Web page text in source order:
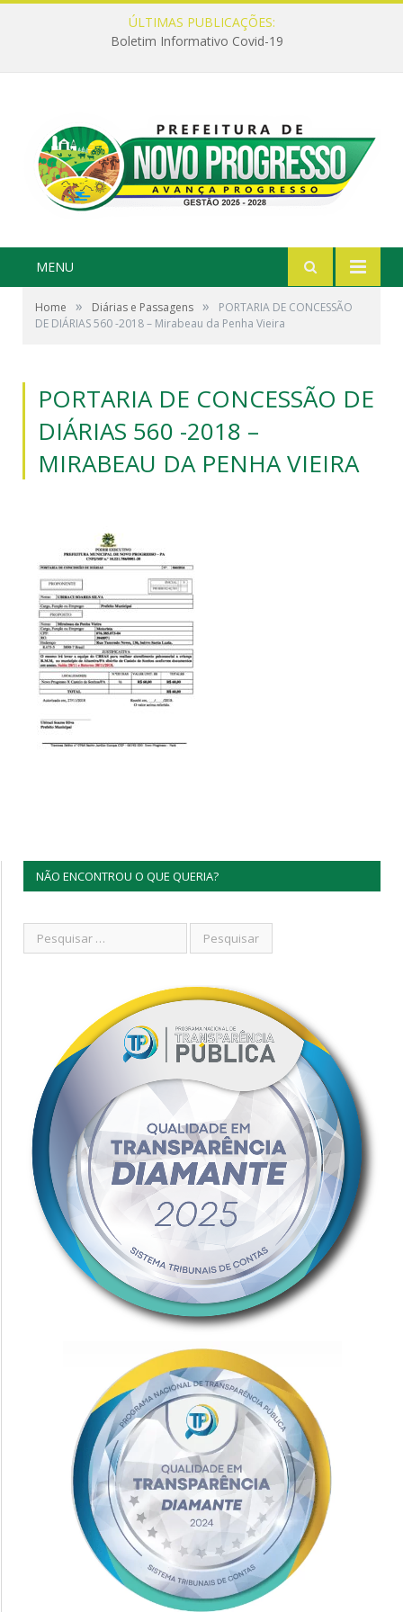
ÚLTIMAS PUBLICAÇÕES:
Boletim Informativo Covid-19
MENU
Home » Diárias e Passagens »
PORTARIA DE CONCESSÃO
DE DIÁRIAS 560 -2018 – Mirabeau da Penha Vieira
PORTARIA DE CONCESSÃO DE
DIÁRIAS 560 -2018 –
MIRABEAU DA PENHA VIEIRA
NÃO ENCONTROU O QUE QUERIA?